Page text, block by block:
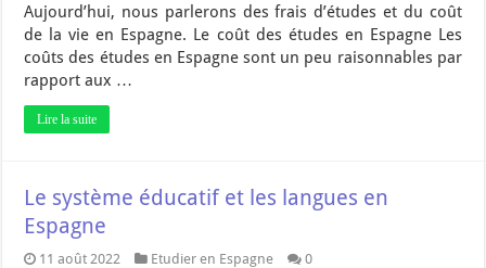
Aujourd’hui, nous parlerons des frais d’études et du coût
de la vie en Espagne. Le coût des études en Espagne Les
coûts des études en Espagne sont un peu raisonnables par
rapport aux …
Lire la suite
Le système éducatif et les langues en
Espagne
11 août 2022 Etudier en Espagne 0